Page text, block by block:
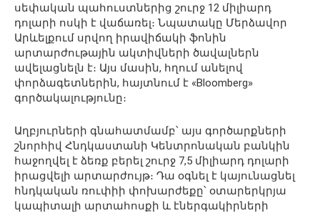
սեփական պահուստներից շուրջ 12 միլիարդ
դոլարի ոսկի է վաճառել։ Նպատակը Մերձավոր
Արևելքում սրվող իրավիճակի ֆոնին
արտարժութային ակտիվների ծավալներն
ավելացնելն է։ Այս մասին, հղում անելով
փորձագետներին, հայտնում է «Bloomberg»
գործակալությունը։
Աղբյուրների գնահատմամբ՝ այս գործարքների
շնորհիվ Հնդկաստանի Կենտրոնական բանկին
հաջողվել է ձեռք բերել շուրջ 7,5 միլիարդ դոլարի
իրացվելի արտարժույթ։ Դա օգնել է կայունացնել
հնդկական ռուփիի փոխարժեքը՝ օտարերկրյա
կապիտալի արտահոսքի և էներգակիրների